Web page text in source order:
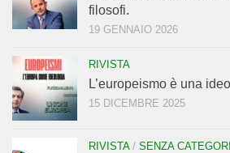
filosofi.
19 GENNAIO 2026
RIVISTA
L’europeismo è una
15 DICEMBRE 2025
RIVISTA/ SENZA